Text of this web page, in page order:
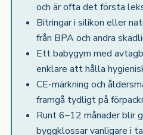
och är ofta det första
Bitringar i silikon eller
från BPA och andra
Ett babygym med
enklare att hålla
CE-märkning och
framgå tydligt på
Runt 6–12 månader blir
byggklossar vanligare i